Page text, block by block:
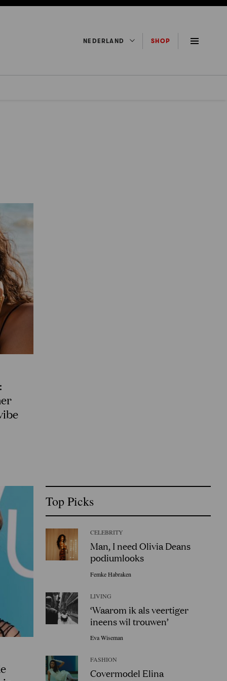
NEDERLAND SHOP
Top Picks
CELEBRITY
Man, I need Olivia Deans
podiumlooks
Femke Habraken
LIVING
‘Waarom ik als veertiger
ineens wil trouwen’
Eva Wiseman
FASHION
Covermodel Elina